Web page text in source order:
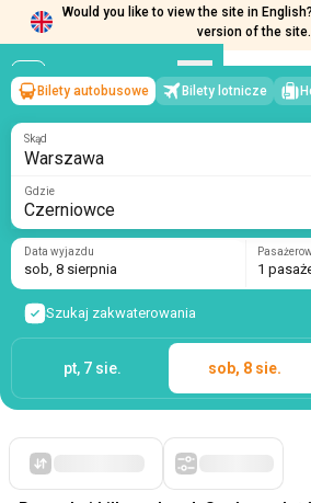
Would you like to view the site in English?
version of the site.
Warszawa→Czerniowce
sob, 8 sierpnia/1 pasażer
Bilety autobusowe Bilety lotnicze
Skąd
Gdzie
Data wyjazdu
sob, 8 sierpnia 1
Szukaj zakwaterowania
pt, 7 sie. sob, 8 sie.
Po pierwsze, tanie